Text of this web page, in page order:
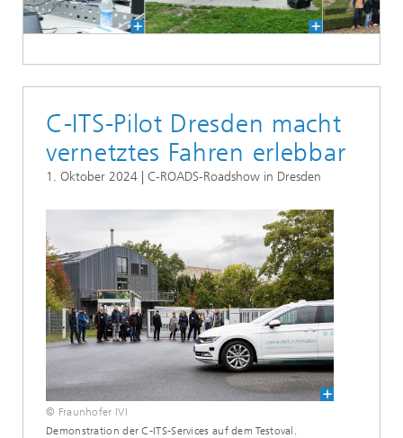
C-ITS-Pilot Dresden macht
vernetztes Fahren erlebbar
1. Oktober 2024 | C-ROADS-Roadshow in Dresden
© Fraunhofer IVI
Demonstration der C-ITS-Services auf dem Testoval.